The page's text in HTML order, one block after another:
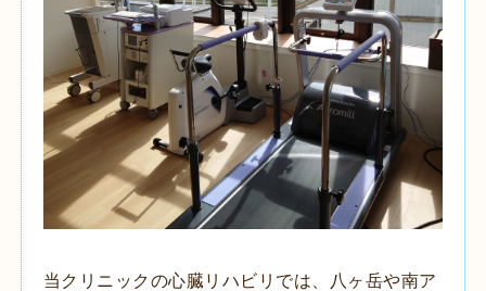
当クリニックの心臓リハビリでは、八ヶ岳や南ア